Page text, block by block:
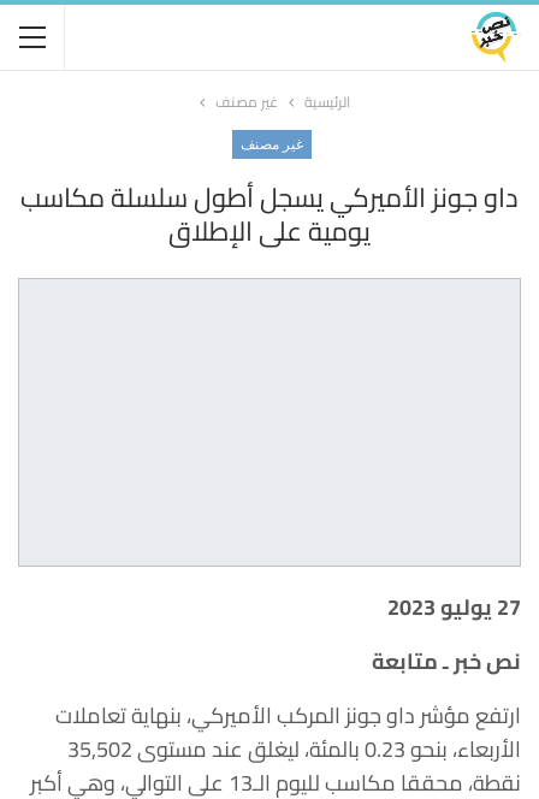
الرئيسية غير مصنف
غير مصنف
داو جونز الأميركي يسجل أطول سلسلة مكاسب
يومية على الإطلاق
27يوليو 2023
نص خبر ـ متابعة
ارتفع مؤشر داو جونز المركب الأميركي، بنهاية تعاملات
الأربعاء، بنحو 0.23 بالمئة، ليغلق عند مستوى 35,502
نقطة، محققا مكاسب لليوم الـ13 على التوالي، وهي أكبر